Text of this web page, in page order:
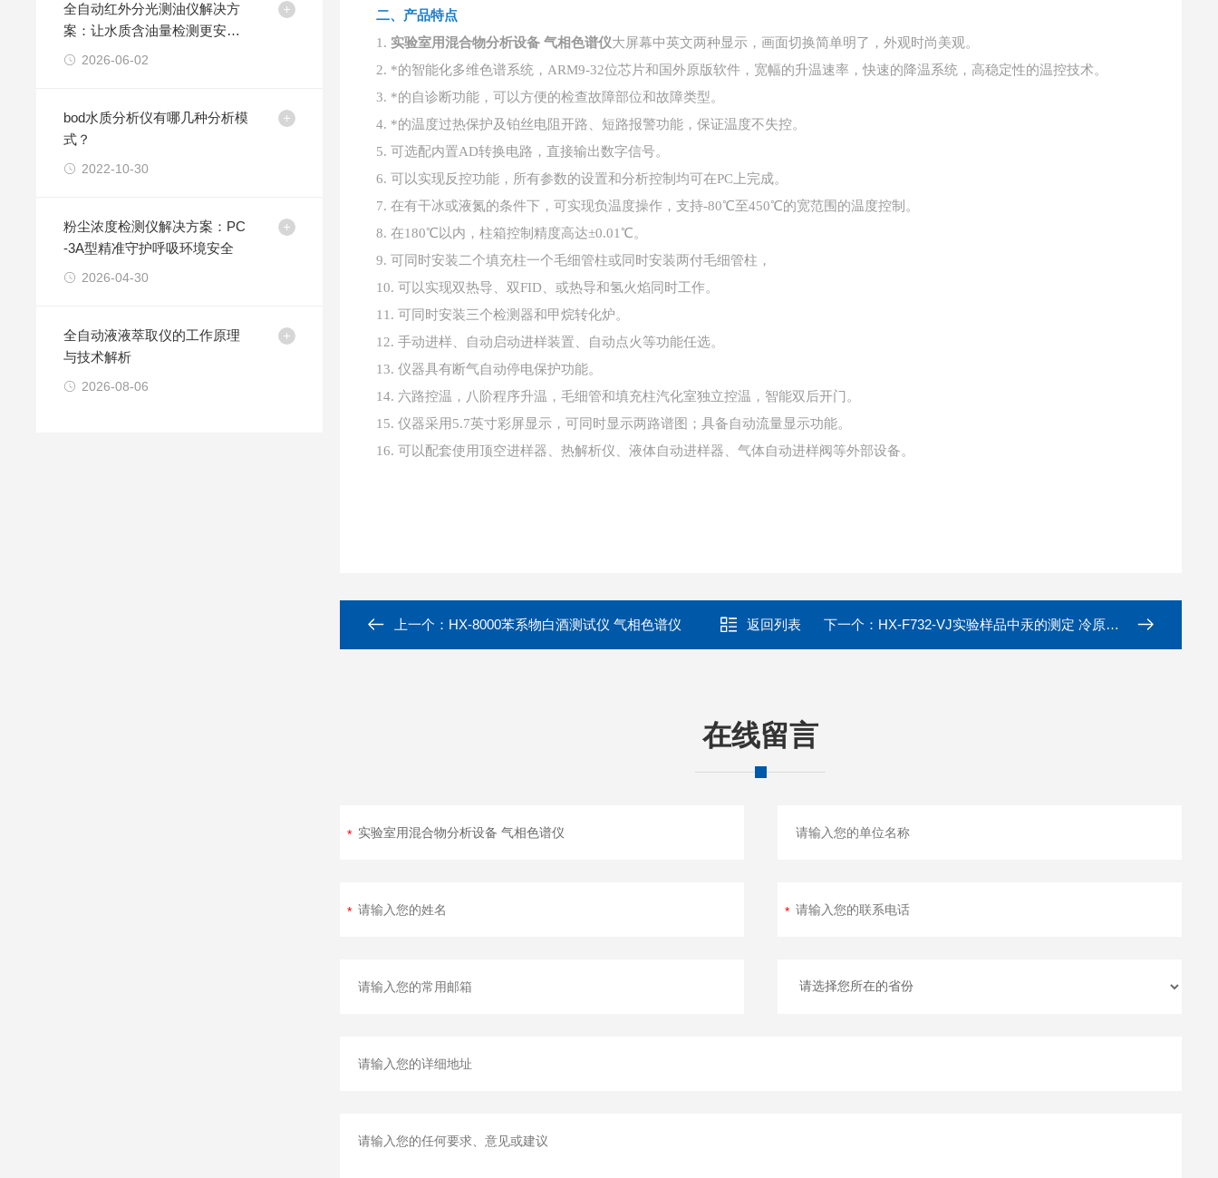
全自动红外分光测油仪解决方
案：让水质含油量检测更安
全、更精准、更高效
2026-06-02
bod水质分析仪有哪几种分析模
式？
2022-10-30
粉尘浓度检测仪解决方案：PC
-3A型精准守护呼吸环境安全
2026-04-30
全自动液液萃取仪的工作原理
与技术解析
2026-08-06
二、 产品特点
1. 实验室用混合物分析设备 气相色谱仪大屏幕中英文两种显示，画面切换简单明了，外观时尚美观。
2. *的智能化多维色谱系统，ARM9-32位芯片和国外原版软件，宽幅的升温速率，快速的降温系统，高稳定性的温控技术。
3. *的自诊断功能，可以方便的检查故障部位和故障类型。
4. *的温度过热保护及铂丝电阻开路、短路报警功能，保证温度不失控。
5. 可选配内置AD转换电路，直接输出数字信号。
6. 可以实现反控功能，所有参数的设置和分析控制均可在PC上完成。
7. 在有干冰或液氮的条件下，可实现负温度操作，支持-80℃至450℃的宽范围的温度控制。
8. 在180℃以内，柱箱控制精度高达±0.01℃。
9. 可同时安装二个填充柱一个毛细管柱或同时安装两付毛细管柱，
10. 可以实现双热导、双FID、或热导和氢火焰同时工作。
11. 可同时安装三个检测器和甲烷转化炉。
12. 手动进样、自动启动进样装置、自动点火等功能任选。
13. 仪器具有断气自动停电保护功能。
14. 六路控温，八阶程序升温，毛细管和填充柱汽化室独立控温，智能双后开门。
15. 仪器采用5.7英寸彩屏显示，可同时显示两路谱图；具备自动流量显示功能。
16. 可以配套使用顶空进样器、热解析仪、液体自动进样器、气体自动进样阀等外部设备。
上一个： HX-8000苯系物白酒测试仪 气相色谱仪 返回列表 下一个： HX-F732-VJ实验样品中汞的测定 冷原子吸收测汞仪
在线留言